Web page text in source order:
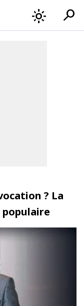
light_mode search
? La
populaire